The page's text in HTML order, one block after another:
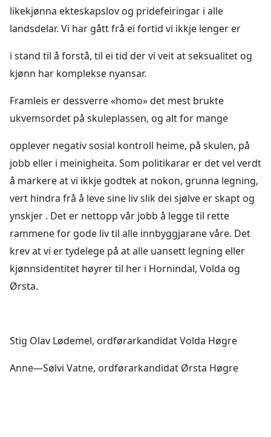
likekjønna ekteskapslov og pridefeiringar i alle
landsdelar. Vi har gått frå ei fortid vi ikkje lenger er
i stand til å forstå, til ei tid der vi veit at seksualitet og
kjønn har komplekse nyansar.
Framleis er dessverre «homo» det mest brukte
ukvemsordet på skuleplassen, og alt for mange
opplever negativ sosial kontroll heime, på skulen, på
jobb eller i meinigheita. Som politikarar er det vel verdt
å markere at vi ikkje godtek at nokon, grunna legning,
vert hindra frå å leve sine liv slik dei sjølve er skapt og
ynskjer . Det er nettopp vår jobb å legge til rette
rammene for gode liv til alle innbyggjarane våre. Det
krev at vi er tydelege på at alle uansett legning eller
kjønnsidentitet høyrer til her i Hornindal, Volda og
Ørsta.
Stig Olav Lødemel, ordførarkandidat Volda Høgre
Anne—Sølvi Vatne, ordførarkandidat Ørsta Høgre